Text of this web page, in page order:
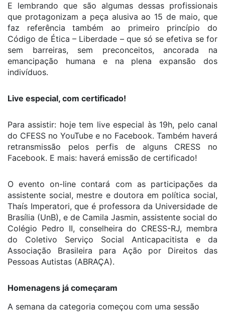
E lembrando que são algumas dessas profissionais
que protagonizam a peça alusiva ao 15 de maio, que
faz referência também ao primeiro princípio do
Código de Ética – Liberdade – que só se efetiva se for
sem barreiras, sem preconceitos, ancorada na
emancipação humana e na plena expansão dos
indivíduos.
Live especial, com certificado!
Para assistir: hoje tem live especial às 19h, pelo canal
do CFESS no YouTube e no Facebook. Também haverá
retransmissão pelos perfis de alguns CRESS no
Facebook. E mais: haverá emissão de certificado!
O evento on-line contará com as participações da
assistente social, mestre e doutora em política social,
Thaís Imperatori, que é professora da Universidade de
Brasília (UnB), e de Camila Jasmin, assistente social do
Colégio Pedro II, conselheira do CRESS-RJ, membra
do Coletivo Serviço Social Anticapacitista e da
Associação Brasileira para Ação por Direitos das
Pessoas Autistas (ABRAÇA).
Homenagens já começaram
A semana da categoria começou com uma sessão